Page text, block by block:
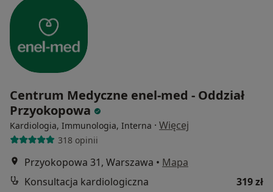
Centrum Medyczne enel-med - Oddział
Przyokopowa
Kardiologia, Immunologia, Interna · Więcej
318 opinii
Przyokopowa 31, Warszawa • Mapa
Konsultacja kardiologiczna
319 zł